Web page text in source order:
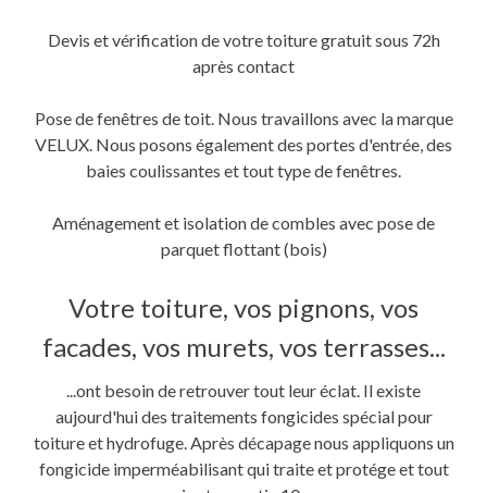
Devis et vérification de votre toiture gratuit sous 72h
après contact
Pose de fenêtres de toit. Nous travaillons avec la marque
VELUX. Nous posons également des portes d'entrée, des
baies coulissantes et tout type de fenêtres.
Aménagement et isolation de combles avec pose de
parquet flottant (bois)
Votre toiture, vos pignons, vos
facades, vos murets, vos terrasses...
...ont besoin de retrouver tout leur éclat. Il existe
aujourd'hui des traitements fongicides spécial pour
toiture et hydrofuge. Après décapage nous appliquons un
fongicide imperméabilisant qui traite et protége et tout